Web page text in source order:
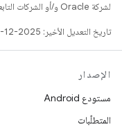
لشركة Oracle و/أو الشركات التابعة لها.
تاريخ التعديل الأخير: 2025-12-04 (حسب التوقيت العالمي المتفَّق عليه)
الإصدار
مستودع Android
المتطلّبات